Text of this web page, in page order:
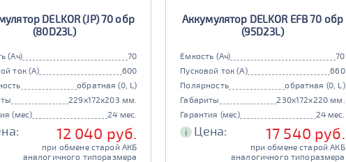
DELKOR (JP) 70 обр
(80D23L)
(Ач)
70
ток (А)
600
обратная (0, L)
229x172x203 мм.
(мес)
24 мес.
12 040 руб.
при обмене старой АКБ
аналогичного типоразмера
Аккумулятор DELKOR EFB 70 обр
(95D23L)
Емкость (Ач)
70
Пусковой ток (А)
660
Полярность
обратная (0, L)
Габариты
230x172x220 мм.
Гарантия (мес)
24 мес.
i Цена: 17 540 руб.
при обмене старой АКБ
аналогичного типоразмера